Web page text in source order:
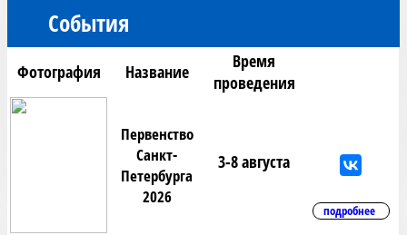
События
Фотография Название
Время
проведения
Первенство
Санкт-
Петербурга
2026
3-8 августа
подробнее